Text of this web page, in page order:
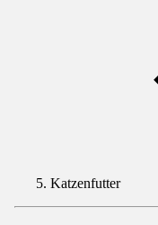
Katzenfutter